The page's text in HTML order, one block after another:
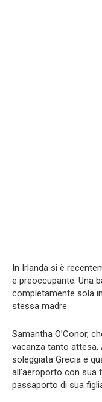
In Irlanda si è
e preoccupante. Una
completamente sola
stessa madre.
Samantha O’Conor,
vacanza tanto attesa.
soleggiata Grecia e
all’aeroporto con sua
passaporto di sua